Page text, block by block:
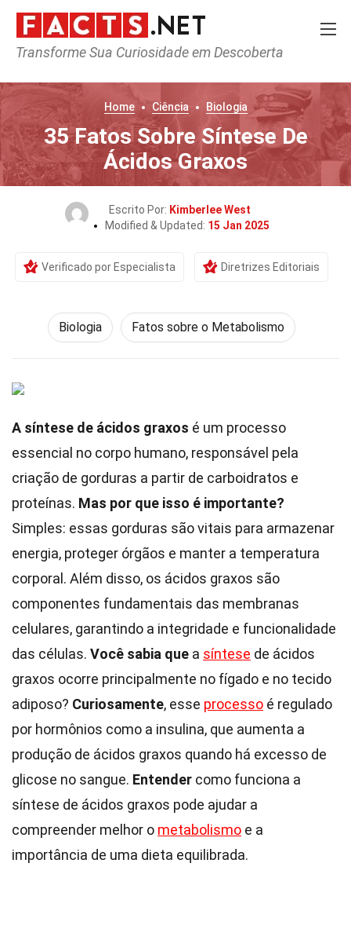
Transforme Sua Curiosidade em Descoberta
Home Ciência Biologia
35 Fatos Sobre Síntese De
Ácidos Graxos
Escrito Por: Kimberlee West
Modified & Updated: 15 Jan 2025
Verificado por Especialista Diretrizes Editoriais
Biologia Fatos sobre o Metabolismo
A síntese de ácidos graxos é um processo
essencial no corpo humano, responsável pela
criação de gorduras a partir de carboidratos e
proteínas. Mas por que isso é importante?
Simples: essas gorduras são vitais para armazenar
energia, proteger órgãos e manter a temperatura
corporal. Além disso, os ácidos graxos são
componentes fundamentais das membranas
celulares, garantindo a integridade e funcionalidade
das células. Você sabia que a síntese de ácidos
graxos ocorre principalmente no fígado e no tecido
adiposo? Curiosamente, esse processo é regulado
por hormônios como a insulina, que aumenta a
produção de ácidos graxos quando há excesso de
glicose no sangue. Entender como funciona a
síntese de ácidos graxos pode ajudar a
compreender melhor o metabolismo e a
importância de uma dieta equilibrada.